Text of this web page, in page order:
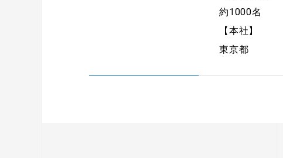
約1000名
【本社】
東京都